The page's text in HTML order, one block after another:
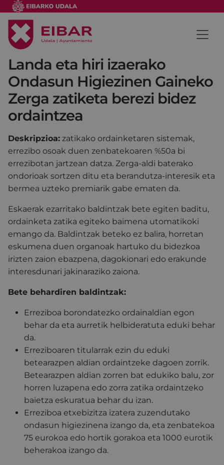
Landa eta hiri izaerako
Ondasun Higiezinen Gaineko
Zerga zatiketa berezi bidez
ordaintzea
Deskripzioa: zatikako ordainketaren sistemak,
errezibo osoak duen zenbatekoaren %50a bi
errezibotan jartzean datza. Zerga-aldi baterako
ondorioak sortzen ditu eta berandutza-interesik eta
bermea uzteko premiarik gabe ematen da.
Eskaerak ezarritako baldintzak bete egiten baditu,
ordainketa zatika egiteko baimena utomatikoki
emango da. Baldintzak beteko ez balira, horretan
eskumena duen organoak hartuko du bidezkoa
irizten zaion ebazpena, dagokionari edo erakunde
interesdunari jakinaraziko zaiona.
Bete behardiren baldintzak:
Erreziboa borondatezko ordainaldian egon
behar da eta aurretik helbideratuta eduki behar
da.
Erreziboaren titularrak ezin du eduki
betearazpen aldian ordaintzeke dagoen zorrik.
Betearazpen aldian zorren bat edukiko balu, zor
horren luzapena edo zorra zatika ordaintzeko
baietza eskuratua behar du izan.
Erreziboa etxebizitza izatera zuzendutako
ondasun higiezinena izango da, eta zenbatekoa
75 eurokoa edo hortik gorakoa eta 1000 eurotik
beherakoa izango da.